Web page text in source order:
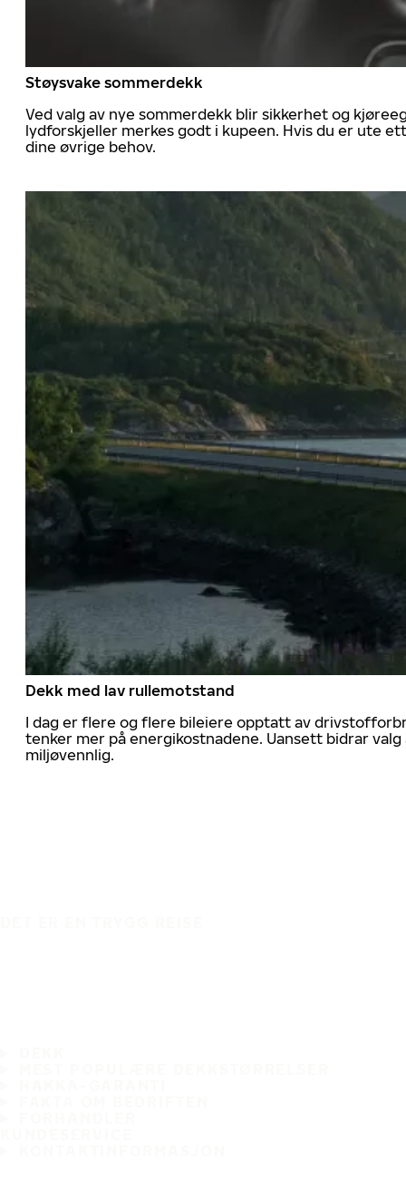
Støysvake sommerdekk
Ved valg av nye sommerdekk blir sikkerhet og
lydforskjeller merkes godt i kupeen. Hvis du er ute
dine øvrige behov.
Dekk med lav rullemotstand
I dag er flere og flere bileiere opptatt av
tenker mer på energikostnadene. Uansett bidrar
miljøvennlig.